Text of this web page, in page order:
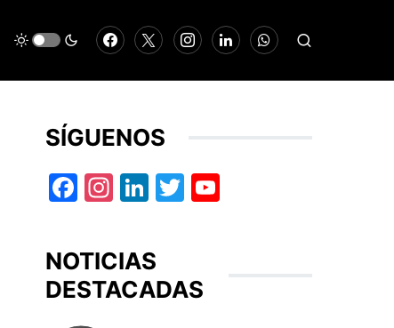
SÍGUENOS
Facebook
Instagram
LinkedIn
Twitter
NOTICIAS
DESTACADAS